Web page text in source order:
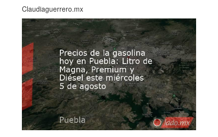
Claudiaguerrero.mx